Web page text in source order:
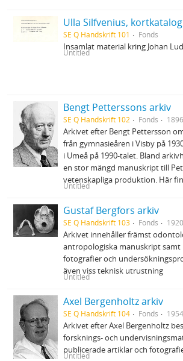
SE Q Handskrift 101 Fonds
Insamlat material kring Johan
Untitled
Bengt Petterssons arkiv
SE Q Handskrift 102 Fonds
Arkivet efter Bengt Pettersson
från gymnasieåren i Visby på
i Umeå på 1990-talet. Bland
en stor mängd manuskript till
vetenskapliga produktion. Här
Untitled
Gustaf Bergfors arkiv
SE Q Handskrift 103 Fonds
Arkivet innehåller främst
antropologiska manuskript samt
fotografier och
även viss teknisk utrustning
Untitled
Axel Bergenholtz arkiv
SE Q Handskrift 104 Fonds
Arkivet efter Axel Bergenholtz
forsknings- och
publicerade artiklar och
Untitled